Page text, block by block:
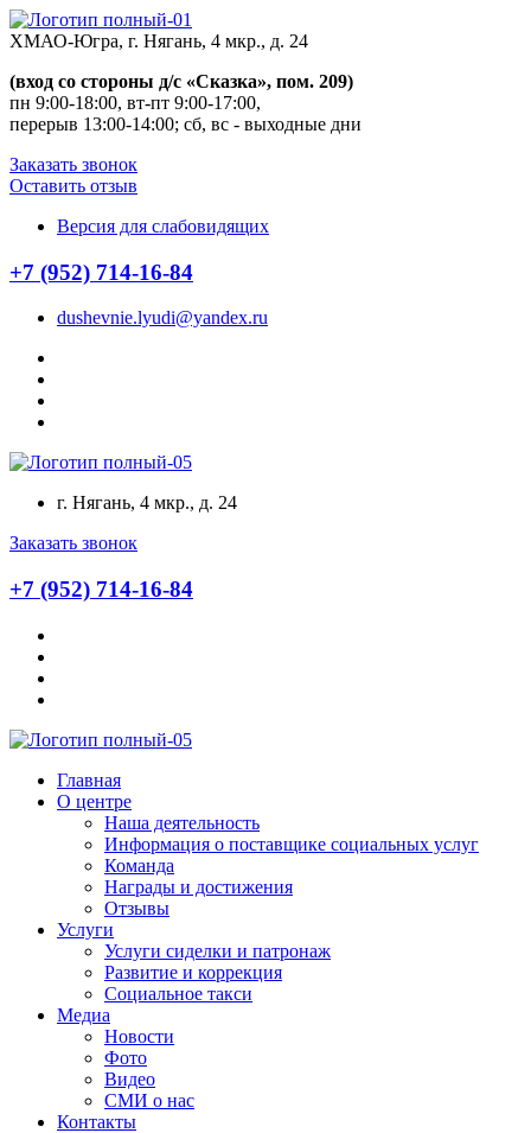
Перейти
к
ХМАО-Югра, г. Нягань, 4 мкр., д. 24
(вход со стороны д/с «Сказка», пом. 209)
пн 9:00-18:00, вт-пт 9:00-17:00,
перерыв 13:00-14:00; сб, вс - выходные дни
Заказать звонок
Оставить отзыв
Версия для слабовидящих
+7 (952) 714-16-84
dushevnie.lyudi@yandex.ru
г. Нягань, 4 мкр., д. 24
Заказать звонок
+7 (952) 714-16-84
Главная
О центре
Наша деятельность
Информация о поставщике социальных услуг
Команда
Награды и достижения
Отзывы
Услуги
Услуги сиделки и патронаж
Развитие и коррекция
Социальное такси
Медиа
Новости
Фото
Видео
СМИ о нас
Контакты